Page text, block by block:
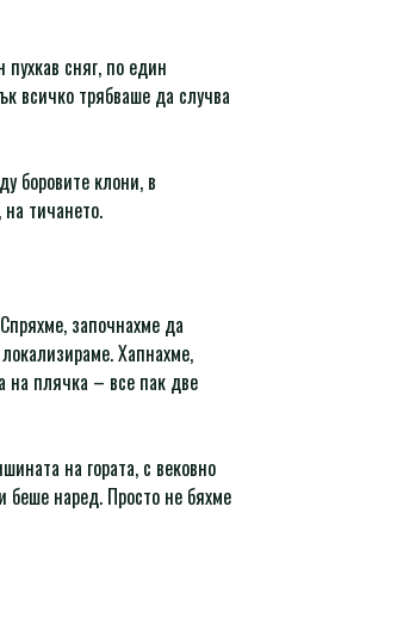
сняг, по един
всичко трябваше да случва
боровите клони, в
тичането.
започнахме да
Хапнахме,
на плячка – все пак две
на гората, с вековно
беше наред. Просто не бяхме